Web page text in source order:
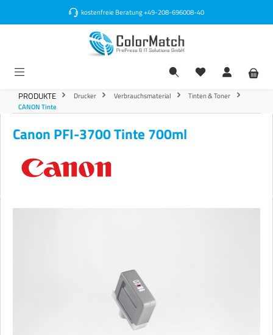
kostenfreie Beratung+49-208-696008-40
PRODUKTE Drucker Verbrauchsmaterial
Tinten & Toner
CANON Tinte
Canon PFI-3700 Tinte 700ml